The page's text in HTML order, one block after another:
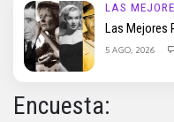
LAS
Las Mejores
5 AGO, 2026
Encuesta: